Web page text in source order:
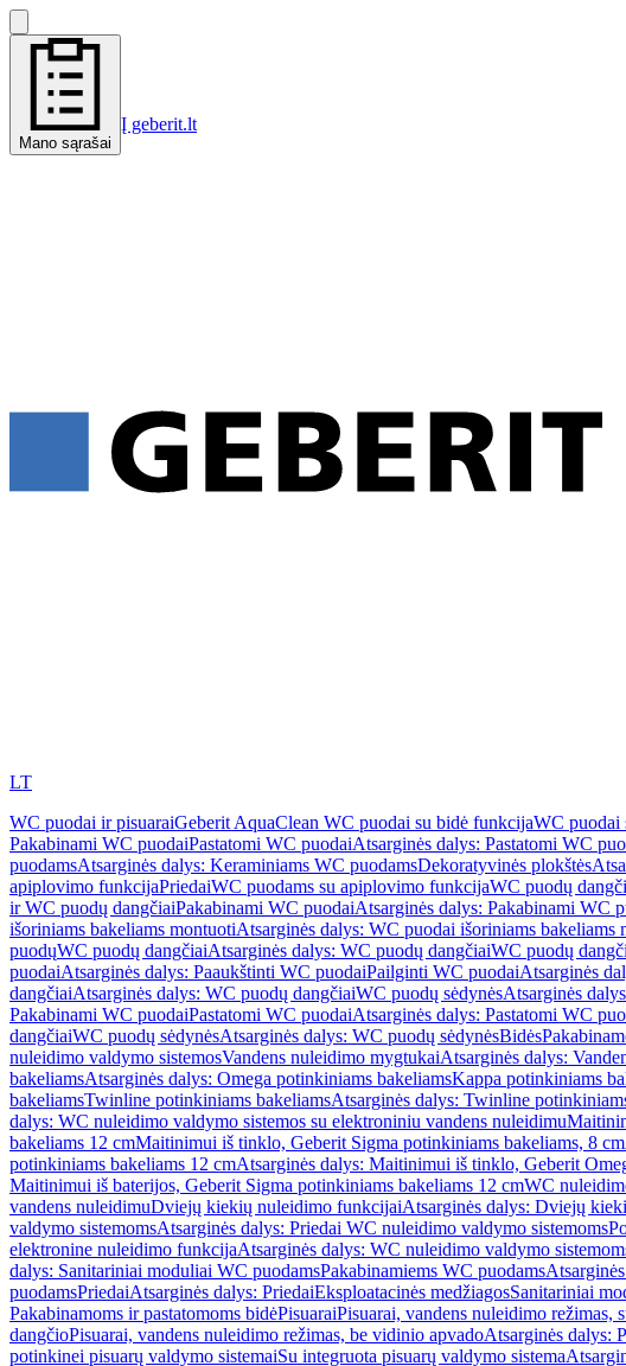
Mano sąrašai
Į geberit.lt
LT
WC puodai ir pisuaraiGeberit AquaClean WC puodai su bidė funkcijaWC puodai
Pakabinami WC puodaiPastatomi WC puodaiAtsarginės dalys: Pastatomi WC
puodamsAtsarginės dalys: Keraminiams WC puodamsDekoratyvinės plokštės
apiplovimo funkcijaPriedaiWC puodams su apiplovimo funkcijaWC puodų
ir WC puodų dangčiaiPakabinami WC puodaiAtsarginės dalys: Pakabinami WC
išoriniams bakeliams montuotiAtsarginės dalys: WC puodai išoriniams bakeliams
puodųWC puodų dangčiaiAtsarginės dalys: WC puodų dangčiaiWC puodų
puodaiAtsarginės dalys: Paaukštinti WC puodaiPailginti WC puodaiAtsarginės
dangčiaiAtsarginės dalys: WC puodų dangčiaiWC puodų sėdynėsAtsarginės
Pakabinami WC puodaiPastatomi WC puodaiAtsarginės dalys: Pastatomi WC
dangčiaiWC puodų sėdynėsAtsarginės dalys: WC puodų sėdynėsBidės
nuleidimo valdymo sistemosVandens nuleidimo mygtukaiAtsarginės dalys:
bakeliamsAtsarginės dalys: Omega potinkiniams bakeliamsKappa potinkiniams
bakeliamsTwinline potinkiniams bakeliamsAtsarginės dalys: Twinline
dalys: WC nuleidimo valdymo sistemos su elektroniniu vandens nuleidimu
bakeliams 12 cmMaitinimui iš tinklo, Geberit Sigma potinkiniams bakeliams, 8 cm
potinkiniams bakeliams 12 cmAtsarginės dalys: Maitinimui iš tinklo, Geberit
Maitinimui iš baterijos, Geberit Sigma potinkiniams bakeliams 12 cmWC
vandens nuleidimuDviejų kiekių nuleidimo funkcijaiAtsarginės dalys: Dviejų
valdymo sistemomsAtsarginės dalys: Priedai WC nuleidimo valdymo sistemoms
elektronine nuleidimo funkcijaAtsarginės dalys: WC nuleidimo valdymo
dalys: Sanitariniai moduliai WC puodamsPakabinamiems WC puodams
puodamsPriedaiAtsarginės dalys: PriedaiEksploatacinės medžiagosSanitariniai
Pakabinamoms ir pastatomoms bidėPisuaraiPisuarai, vandens nuleidimo režimas,
dangčioPisuarai, vandens nuleidimo režimas, be vidinio apvadoAtsarginės dalys:
potinkinei pisuarų valdymo sistemaiSu integruota pisuarų valdymo sistema